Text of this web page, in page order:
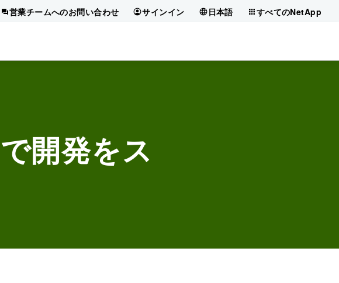
営業チームへのお問い合わせ サインイン 日本語 すべてのNetApp
で開発をス